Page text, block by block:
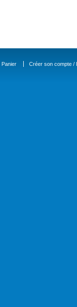
Panier Créer son compte /